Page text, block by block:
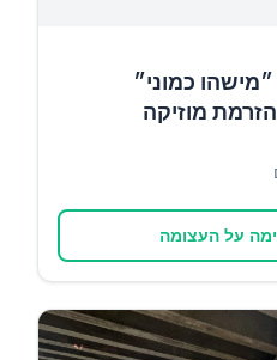
כמוני״
מוזיקה
על העצומה